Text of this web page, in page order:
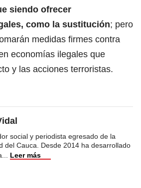
siendo ofrecer
como la sustitución; pero
medidas firmes contra
economías ilegales que
y las acciones terroristas.
social y periodista egresado de la
del Cauca. Desde 2014 ha desarrollado
Leer más